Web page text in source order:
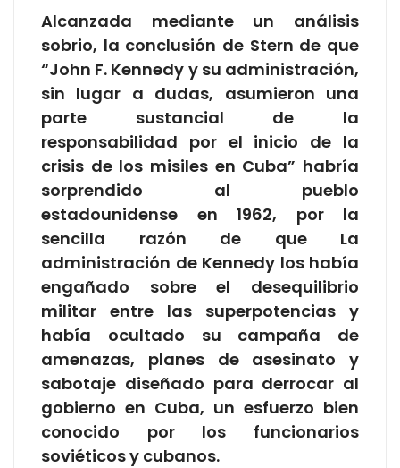
Alcanzada mediante un análisis
sobrio, la conclusión de Stern de que
“John F. Kennedy y su administración,
sin lugar a dudas, asumieron una
parte sustancial de la
responsabilidad por el inicio de la
crisis de los misiles en Cuba” habría
sorprendido al pueblo
estadounidense en 1962, por la
sencilla razón de que La
administración de Kennedy los había
engañado sobre el desequilibrio
militar entre las superpotencias y
había ocultado su campaña de
amenazas, planes de asesinato y
sabotaje diseñado para derrocar al
gobierno en Cuba, un esfuerzo bien
conocido por los funcionarios
soviéticos y cubanos.